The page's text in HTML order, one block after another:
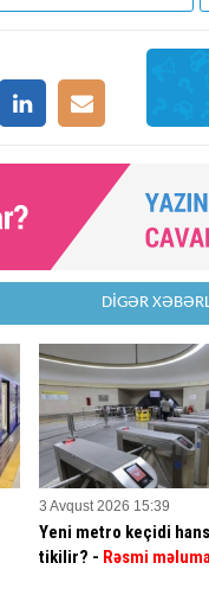
DİGƏR
3 Avqust 2026 15:39
Yeni metro keçidi
tikilir? - Rəsmi